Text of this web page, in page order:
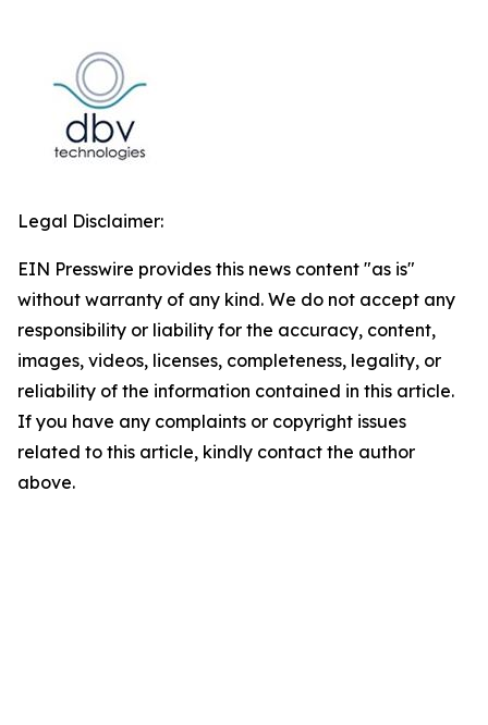
Legal Disclaimer:
EIN Presswire provides this news content "as is"
without warranty of any kind. We do not accept any
responsibility or liability for the accuracy, content,
images, videos, licenses, completeness, legality, or
reliability of the information contained in this article.
If you have any complaints or copyright issues
related to this article, kindly contact the author
above.